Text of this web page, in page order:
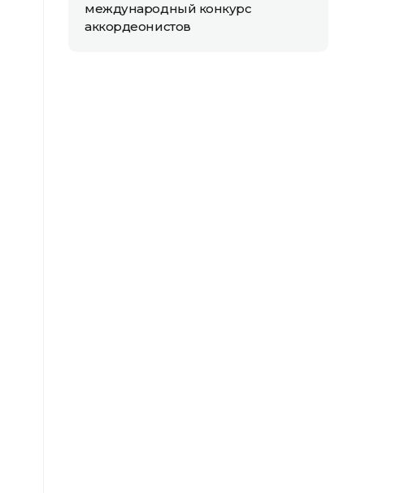
международный конкурс
аккордеонистов